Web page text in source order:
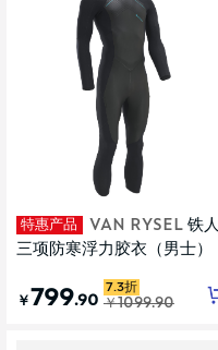
特惠产品 VAN RYSEL铁人
三项防寒浮力胶衣（男士）
￥799.90
7.3折
￥1099.90